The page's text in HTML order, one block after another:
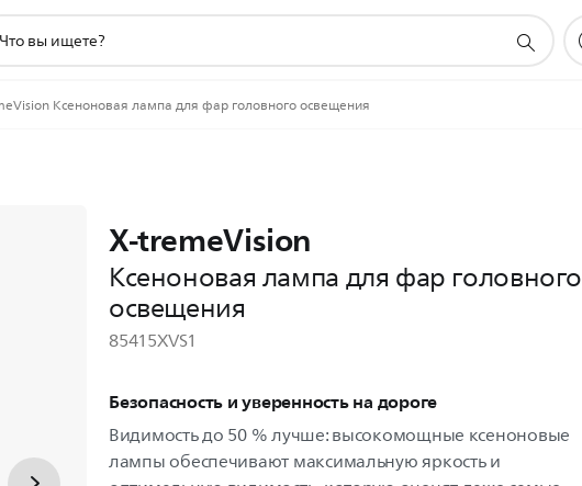
Ксеноновая лампа для фар головного освещения
X-tremeVision
Ксеноновая лампа для фар головного
освещения
85415XVS1
Безопасность и уверенность на дороге
Видимость до 50 % лучше: высокомощные ксеноновые
лампы обеспечивают максимальную яркость и